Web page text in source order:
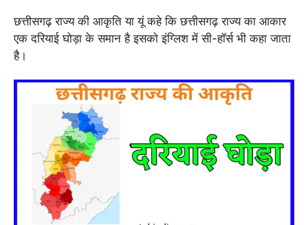
छत्तीसगढ़ राज्य की आकृति या यूं कहे कि छत्तीसगढ़ राज्य का आकार
एक दरियाई घोड़ा के समान है इसको इंग्लिश में सी-हॉर्स भी कहा जाता
है।